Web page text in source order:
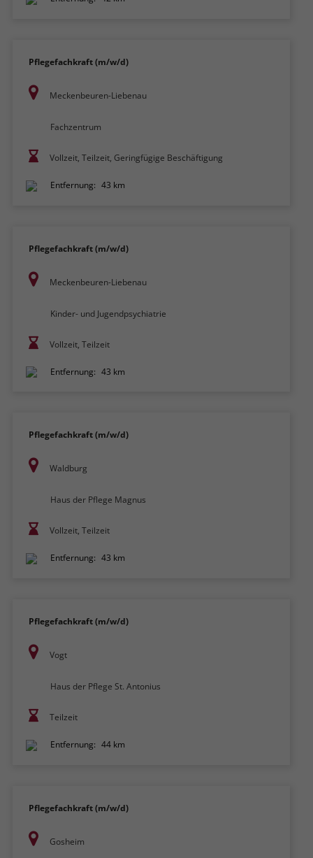
Pflegefachkraft (m/w/d)
Meckenbeuren-Liebenau
Fachzentrum
Vollzeit, Teilzeit, Geringfügige Beschäftigung
Entfernung: 43 km
Pflegefachkraft (m/w/d)
Meckenbeuren-Liebenau
Kinder- und Jugendpsychiatrie
Vollzeit, Teilzeit
Entfernung: 43 km
Pflegefachkraft (m/w/d)
Waldburg
Haus der Pflege Magnus
Vollzeit, Teilzeit
Entfernung: 43 km
Pflegefachkraft (m/w/d)
Vogt
Haus der Pflege St. Antonius
Teilzeit
Entfernung: 44 km
Pflegefachkraft (m/w/d)
Gosheim